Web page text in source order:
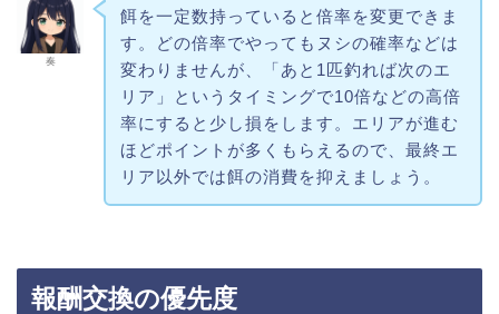
奏
餌を一定数持っていると倍率を変更できま
す。どの倍率でやってもヌシの確率などは
変わりませんが、「あと1匹釣れば次のエ
リア」というタイミングで10倍などの高倍
率にすると少し損をします。エリアが進む
ほどポイントが多くもらえるので、最終エ
リア以外では餌の消費を抑えましょう。
報酬交換の優先度